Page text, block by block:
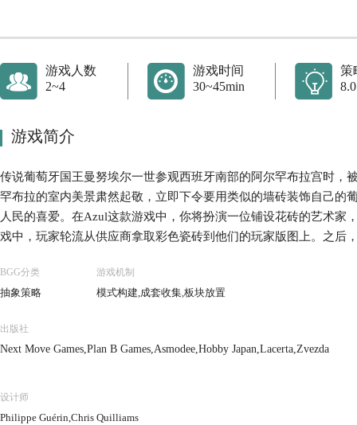
游戏人数
2~4
游戏时间
30~45min
策
8.0
游戏简介
传说葡萄牙国王曼努埃尔一世参观西班牙南部的阿尔罕布拉宫时，
罕布拉的室内美景肃然起敬，立即下令要用类似的墙砖装饰自己的
人民的喜爱。在Azul这款游戏中，你将扮演一位铺设花砖的艺术家
戏中，玩家轮流从供应商拿取彩色瓷砖到他们的玩家版图上。之后
胜。
BGG分类
抽象策略
游戏机制
模式构建,成套收集,板块放置
出版社
Next Move Games,Plan B Games,Asmodee,Hobby Japan,Lacerta,Zvezda
设计师
Philippe Guérin,Chris Quilliams